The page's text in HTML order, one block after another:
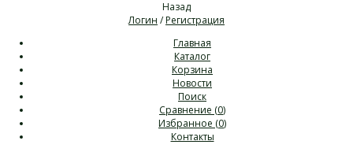
Назад
Логин /Регистрация
Главная
Каталог
Корзина
Новости
Поиск
Сравнение (0)
Избранное (0)
Контакты